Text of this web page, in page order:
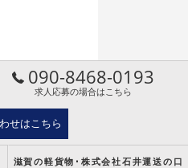
090-8468-0193
求人応募の場合はこちら
せはこちら
滋賀の軽貨物･株式会社石井運送の口